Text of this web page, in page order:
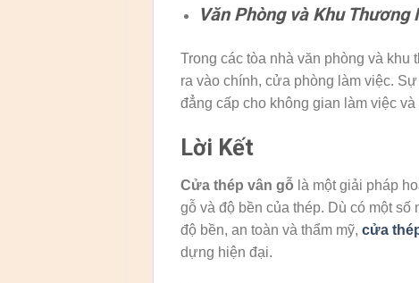
Văn Phòng và Khu Thương
Trong các tòa nhà văn phòng và khu
ra vào chính, cửa phòng làm việc.
đẳng cấp cho không gian làm việc và
Lời Kết
Cửa thép vân gỗ là một giải pháp
gỗ và độ bền của thép. Dù có một
độ bền, an toàn và thẩm mỹ, cửa
dựng hiện đại.